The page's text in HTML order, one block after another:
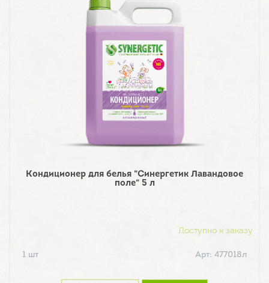
Кондиционер для белья "Синергетик Лавандовое
поле" 5 л
Доступно к заказу
1 шт Арт: 477018л